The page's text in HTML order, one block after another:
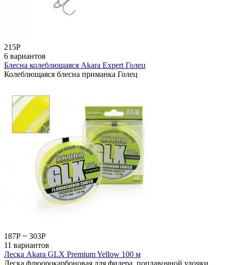
215Р
6 вариантов
Блесна колеблющаяся Akara Expert Голец
Колеблющаяся блесна приманка Голец
187Р ~ 303Р
11 вариантов
Леска Akara GLX Premium Yellow 100 м
Леска флюорокарбоновая для фидера, поплавочной удочки,